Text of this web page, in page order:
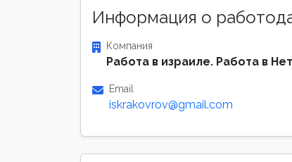
Информация о
Компания
Работа в израиле. Работа в
Email
iskrakovrov@gmail.com